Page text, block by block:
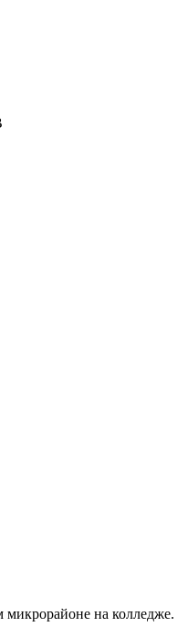
микрорайоне на колледже.